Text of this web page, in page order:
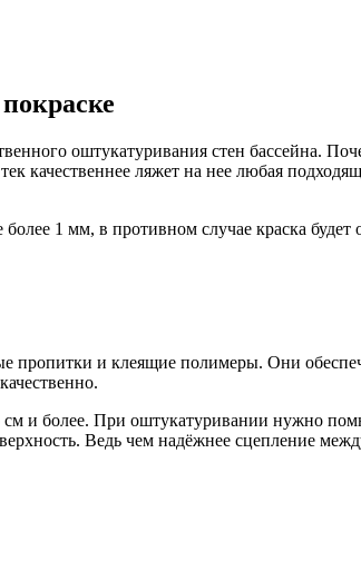
оштукатуривания стен бассейна.
качественнее ляжет на нее любая
1 мм, в противном случае краска будет
и клеящие полимеры. Они
и более. При оштукатуривании нужно
Ведь чем надёжнее сцепление